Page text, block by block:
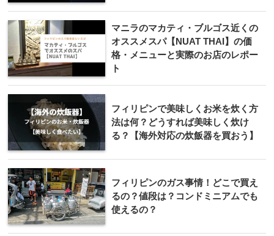
マニラのマカティ・ブルゴス近くの
オススメスパ【NUAT THAI】の価
格・メニューと実際のお店のレポー
ト
フィリピンで美味しくお米を炊く方
法は何？どうすれば美味しく炊け
る？【海外対応の炊飯器を買おう】
フィリピンのガス事情！どこで買え
るの？値段は？コンドミニアムでも
使えるの？